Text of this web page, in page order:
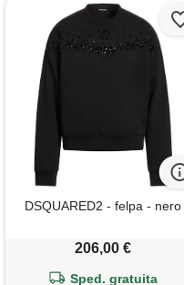
DSQUARED2 - felpa - nero
206,00 €
Sped. gratuita